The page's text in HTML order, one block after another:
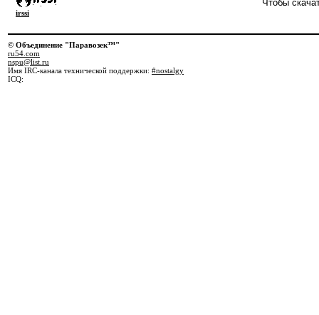
irssi
Чтобы
© Объединение "Паравозек™"
ru54.com
nspu@list.ru
Имя IRC-канала технической поддержки: #nostalgy
ICQ: